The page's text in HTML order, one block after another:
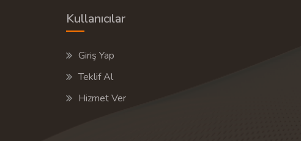
Kullanıcılar
Giriş Yap
Teklif Al
Hizmet Ver